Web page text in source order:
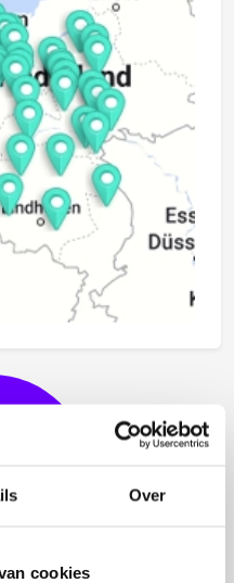
Over
cookies